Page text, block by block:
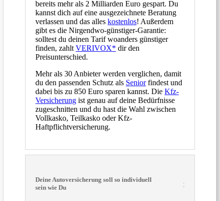
bereits mehr als 2 Milliarden Euro gespart. Du
kannst dich auf eine ausgezeichnete Beratung
verlassen und das alleskostenlos! Außerdem
gibt es die Nirgendwo-günstiger-Garantie:
solltest du deinen Tarif woanders günstiger
finden, zahltVERIVOX* dir den
Preisunterschied.
Mehr als 30 Anbieter werden verglichen, damit
du den passenden Schutz als Seniorfindest und
dabei bis zu 850 Euro sparen kannst. DieKfz-
Versicherung ist genau auf deine Bedürfnisse
zugeschnitten und du hast die Wahl zwischen
Vollkasko, Teilkasko oder Kfz-
Haftpflichtversicherung.
Deine Autoversicherung soll so individuell
sein wie Du